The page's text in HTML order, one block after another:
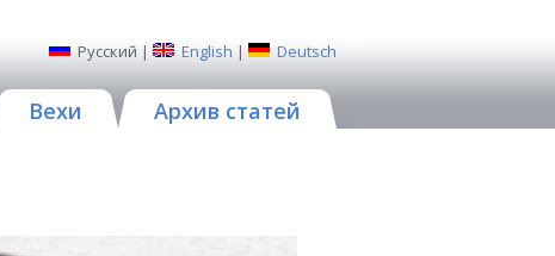
Русский | English | Deutsch
Вехи Архив статей